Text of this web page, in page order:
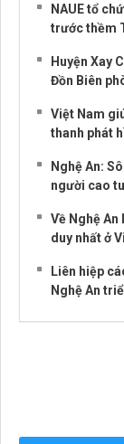
NAUE tổ
trước thềm
Huyện Xay
Đồn Biên
Việt Nam
thanh phát
Nghệ An:
người cao
Về Nghệ An
duy nhất ở
Liên hiệp
Nghệ An